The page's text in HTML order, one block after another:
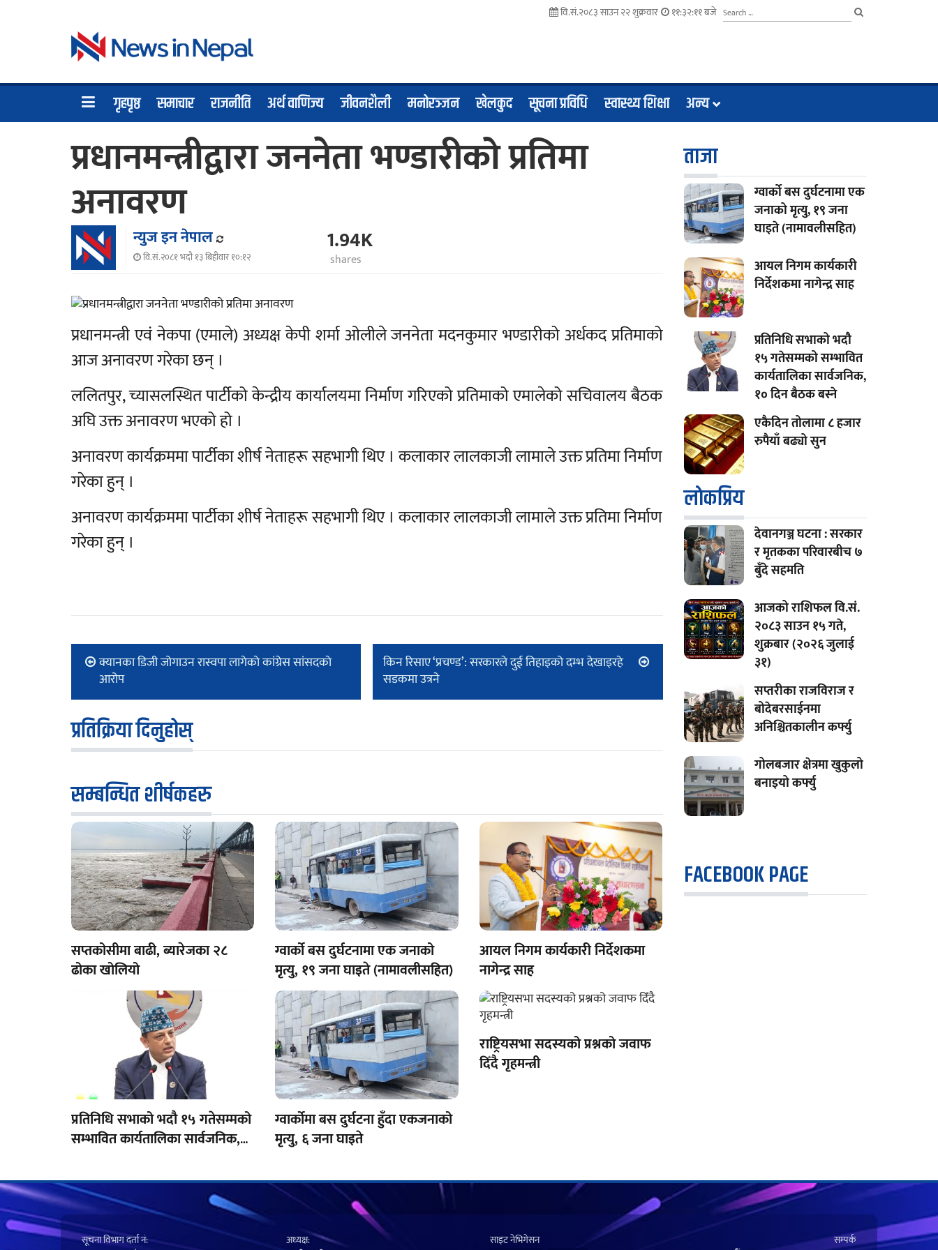
वि.सं.२०८३ साउन २२ शुक्रवार ११:३२:११ बजे
गृहपृष्ठ समाचार राजनीति अर्थ वाणिज्य जीवनशैली मनोरञ्जन खेलकुद सूचना प्रविधि स्वास्थ्य शिक्षा अन्य
प्रधानमन्त्रीद्वारा जननेता भण्डारीको प्रतिमा
अनावरण
न्युज इन नेपाल
वि.सं.२०८१ भदौ १३ बिहीवार १०:१२
1.94K
shares
प्रधानमन्त्री एवं नेकपा (एमाले) अध्यक्ष केपी शर्मा ओलीले जननेता मदनकुमार भण्डारीको अर्धकद प्रतिमाको
आज अनावरण गरेका छन् ।
ललितपुर, च्यासलस्थित पार्टीको केन्द्रीय कार्यालयमा निर्माण गरिएको प्रतिमाको एमालेको सचिवालय बैठक
अघि उक्त अनावरण भएको हो ।
अनावरण कार्यक्रममा पार्टीका शीर्ष नेताहरू सहभागी थिए । कलाकार लालकाजी लामाले उक्त प्रतिमा निर्माण
गरेका हुन् ।
अनावरण कार्यक्रममा पार्टीका शीर्ष नेताहरू सहभागी थिए । कलाकार लालकाजी लामाले उक्त प्रतिमा निर्माण
गरेका हुन् ।
क्यानका डिजी जोगाउन रास्वपा लागेकाे कांग्रेस सांसदकाे
आरोप
किन रिसाए ‘प्रचण्ड’: सरकारले दुई तिहाइको दम्भ देखाइरहे
सडकमा उत्रने
प्रतिक्रिया दिनुहोस्
सम्बन्धित शीर्षकहरु
सप्तकोसीमा बाढी, ब्यारेजका २८
ढोका खोलियो
ग्वार्को बस दुर्घटनामा एक जनाको
मृत्यु, १९ जना घाइते (नामावलीसहित)
आयल निगम कार्यकारी निर्देशकमा
नागेन्द्र साह
प्रतिनिधि सभाको भदौ १५ गतेसम्मको
सम्भावित कार्यतालिका सार्वजनिक,
ग्वार्कोमा बस दुर्घटना हुँदा एकजनाको
मृत्यु, ६ जना घाइते
राष्ट्रियसभा सदस्यको प्रश्नको जवाफ
दिँदै गृहमन्त्री
ताजा
ग्वार्को बस दुर्घटनामा एक
जनाको मृत्यु, १९ जना
घाइते (नामावलीसहित)
आयल निगम कार्यकारी
निर्देशकमा नागेन्द्र साह
प्रतिनिधि सभाको भदौ
१५ गतेसम्मको सम्भावित
कार्यतालिका सार्वजनिक,
१० दिन बैठक बस्ने
एकैदिन तोलामा ८ हजार
रुपैयाँ बढ्यो सुन
लाेकप्रिय
देवानगञ्ज घटना : सरकार
र मृतकका परिवारबीच ७
बुँदे सहमति
आजको राशिफल वि.सं.
२०८३ साउन १५ गते,
शुक्रबार (२०२६ जुलाई
३१)
सप्तरीका राजविराज र
बोदेबरसाईनमा
अनिश्चितकालीन कर्फ्यु
गोलबजार क्षेत्रमा खुकुलो
बनाइयो कर्फ्यु
FACEBOOK PAGE
सूचना विभाग दर्ता नं‍: अध्यक्ष: साइट नेभिगेसन सम्पर्क